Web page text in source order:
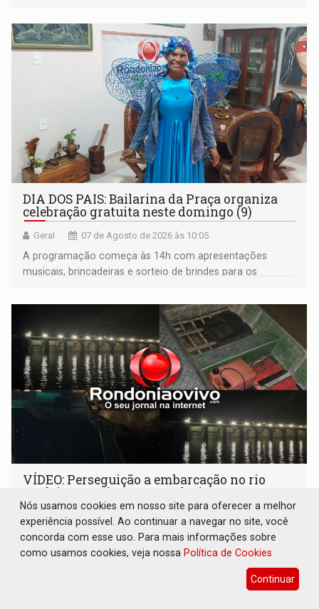
média do trabalhador
DIA DOS PAIS: Bailarina da Praça organiza
celebração gratuita neste domingo (9)
Geral 07 de Agosto de 2026 às 10:05
A programação começa às 14h com apresentações
musicais, brincadeiras e sorteio de brindes para os
bolo e canto de parabéns dedicado aos pais
VÍDEO: Perseguição a embarcação no rio
Madeira termina com explosivos
apreendidos
07 de Agosto de 2026 às 09:45
Ação ocorreu no âmbito da Operação Brasil Contra o
Nós usamos cookies em nosso site para oferecer a melhor
experiência possível. Ao continuar a navegar no site, você
concorda com esse uso. Para mais informações sobre
como usamos cookies, veja nossa Política de Cookies
Continuar